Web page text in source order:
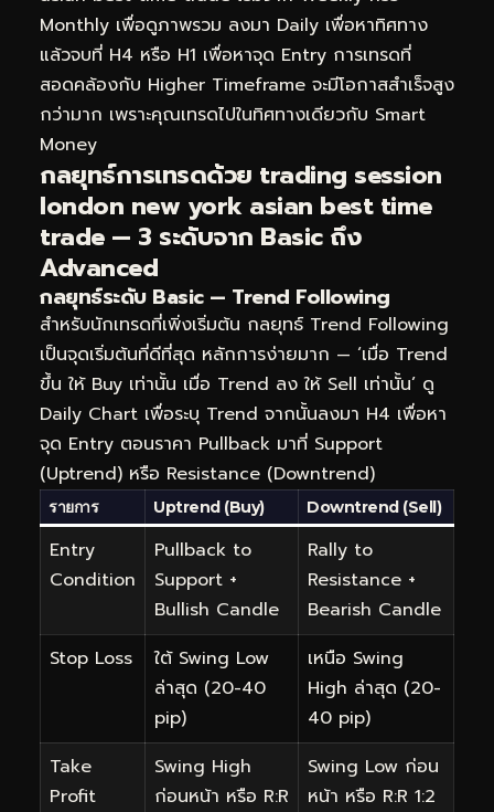
Monthly เพื่อดูภาพรวม ลงมา Daily เพื่อหาทิศทาง
แล้วจบที่ H4 หรือ H1 เพื่อหาจุด Entry การเทรดที่
สอดคล้องกับ Higher Timeframe จะมีโอกาสสำเร็จสูง
กว่ามาก เพราะคุณเทรดไปในทิศทางเดียวกับ Smart
Money
กลยุทธ์การเทรดด้วย trading session
london new york asian best time
trade — 3 ระดับจาก Basic ถึง
Advanced
กลยุทธ์ระดับ Basic — Trend Following
สำหรับนักเทรดที่เพิ่งเริ่มต้น กลยุทธ์ Trend Following
เป็นจุดเริ่มต้นที่ดีที่สุด หลักการง่ายมาก — ‘เมื่อ Trend
ขึ้น ให้ Buy เท่านั้น เมื่อ Trend ลง ให้ Sell เท่านั้น’ ดู
Daily Chart เพื่อระบุ Trend จากนั้นลงมา H4 เพื่อหา
จุด Entry ตอนราคา Pullback มาที่ Support
(Uptrend) หรือ Resistance (Downtrend)
รายการ Uptrend (Buy) Downtrend (Sell)
Entry
Condition
Pullback to
Support +
Bullish Candle
Rally to
Resistance +
Bearish Candle
Stop Loss
ใต้ Swing Low
ล่าสุด (20-40
pip)
เหนือ Swing
High ล่าสุด (20-
40 pip)
Take
Profit
Swing High
ก่อนหน้า หรือ R:R
Swing Low ก่อน
หน้า หรือ R:R 1:2